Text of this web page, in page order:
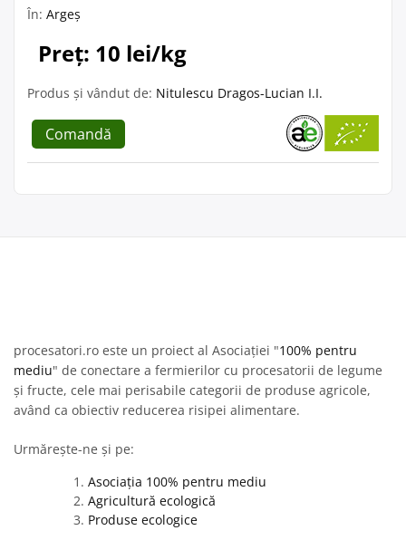
În: Argeș
Preț: 10 lei/kg
Produs și vândut de: Nitulescu Dragos-Lucian I.I.
Comandă
procesatori.ro este un proiect al Asociației "100% pentru
mediu" de conectare a fermierilor cu procesatorii de legume
și fructe, cele mai perisabile categorii de produse agricole,
având ca obiectiv reducerea risipei alimentare.
Urmărește-ne și pe:
Asociația 100% pentru mediu
Agricultură ecologică
Produse ecologice